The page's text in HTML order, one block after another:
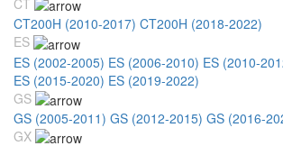
CT200H (2010-2017) CT200H (2018-2022)
ES
ES (2002-2005) ES (2006-2010) ES (2010-
ES (2015-2020) ES (2019-2022)
GS
GS (2005-2011) GS (2012-2015) GS (2016-
GX